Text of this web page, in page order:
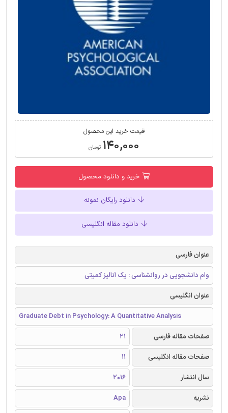
قیمت خرید این محصول
۱۴۰,۰۰۰ تومان
خرید و دانلود محصول
دانلود رایگان نمونه
دانلود مقاله انگلیسی
عنوان فارسی
وام دانشجویی در روانشناسی : یک آنالیز کمیتی
عنوان انگلیسی
Graduate Debt in Psychology: A Quantitative Analysis
صفحات مقاله فارسی
21
صفحات مقاله انگلیسی
11
سال انتشار
2016
نشریه
Apa